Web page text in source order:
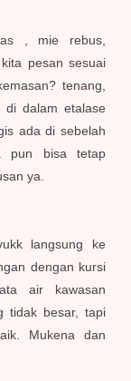
, mie rebus,
pesan sesuai
tenang,
dalam etalase
ada di sebelah
pun bisa tetap
ya.
langsung ke
dengan kursi
air kawasan
tidak besar, tapi
Mukena dan